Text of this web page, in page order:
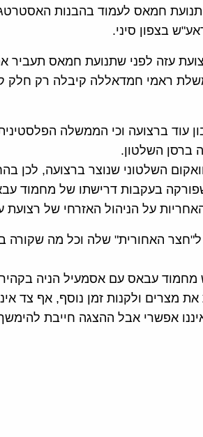
חמאס לעמוד בהבנות
בצפון סיני.
עזה לפני שתנועת חמאס תעביר
ראמי חמדאללה קיבלה רק חלק
עוד ברצועה וכי הממשלה
ברסן השלטון.
השלטוני שנוצר ברצועה, לכן
בעקבות דרישתו של מחמוד
על הניהול האזרחי של רצועת
האחורית" שלה וכל מה שקורה
עבאס עם אסמעיל הניה בקהיר
מצרים ולקנות זמן נוסף, אף צד
אפשרי אבל ההצגה חייבת